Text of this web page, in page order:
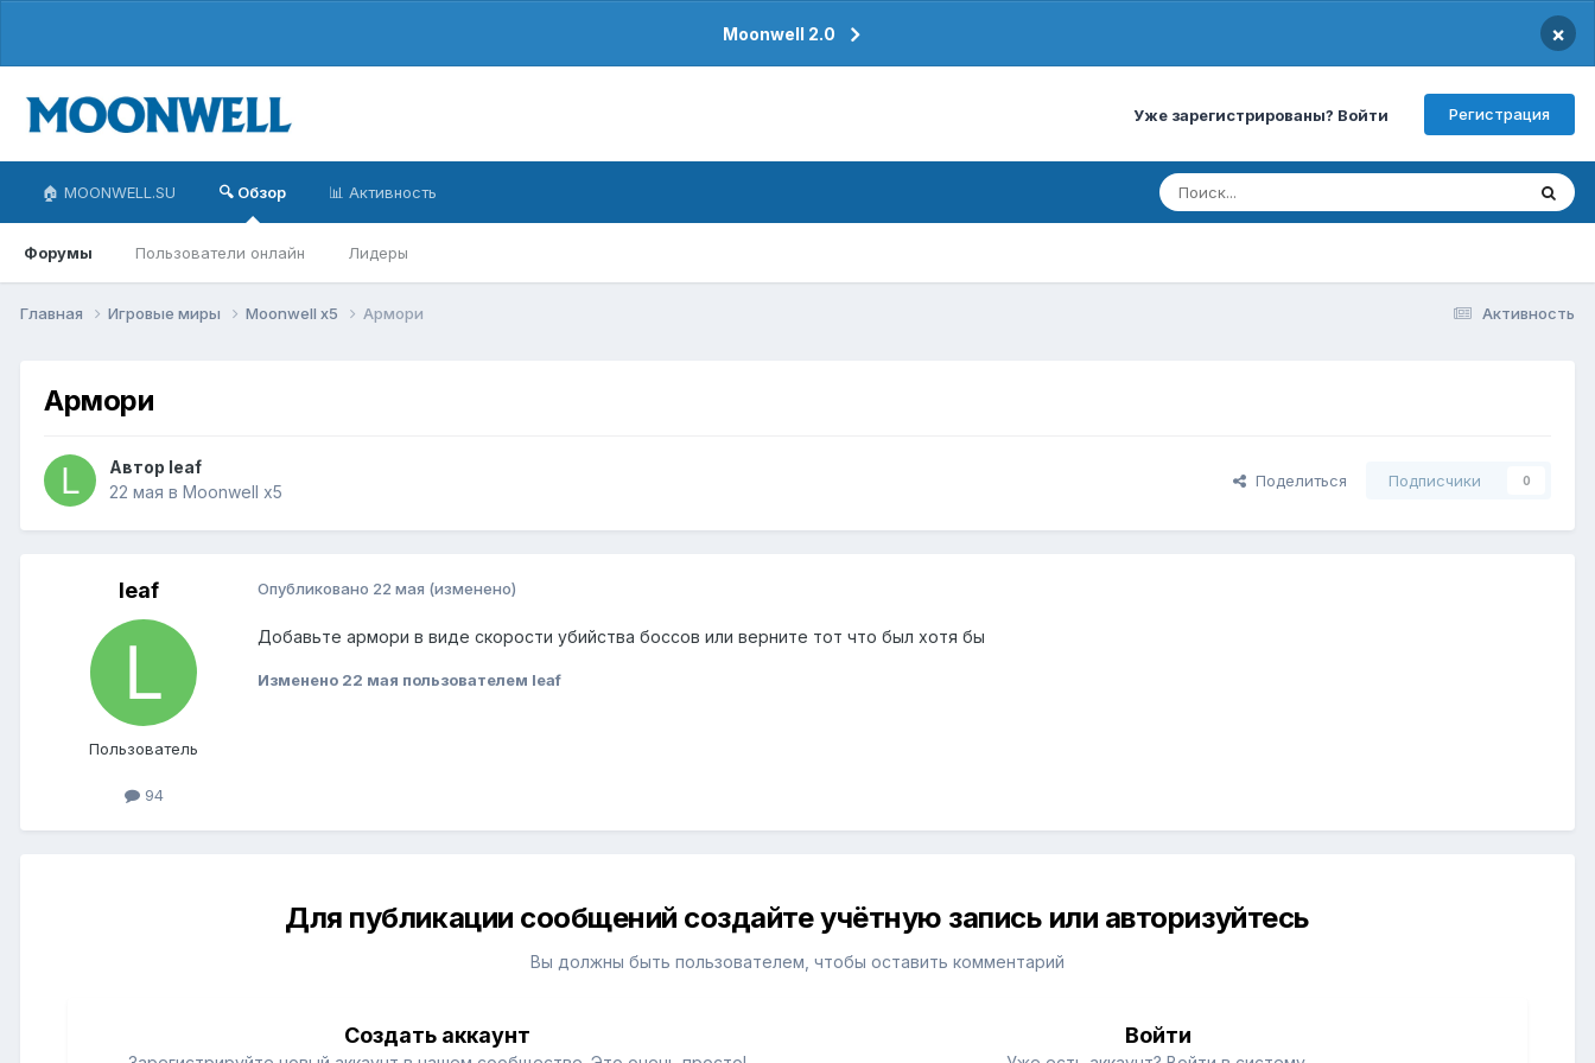
Moonwell 2.0 ×
Уже зарегистрированы? Войти Регистрация
🏠 MOONWELL.SU 🔍 Обзор
Форумы Пользователи онлайн Лидеры
📊 Активность
Активность
Главная Игровые миры Moonwell x5 Армори
Армори
Автор leaf
22 мая в Moonwell x5
Поделиться Подписчики 0
leaf
Пользователь
94
Опубликовано 22 мая (изменено)
Добавьте армори в виде скорости убийства боссов или верните тот что был хотя бы
Изменено 22 мая пользователем leaf
Для публикации сообщений создайте учётную запись или авторизуйтесь
Вы должны быть пользователем, чтобы оставить комментарий
Создать аккаунт Войти